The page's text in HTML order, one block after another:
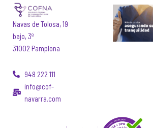
Navas de Tolosa, 19
bajo, 3º
31002 Pamplona
948 222 111
info@cof-
navarra.com